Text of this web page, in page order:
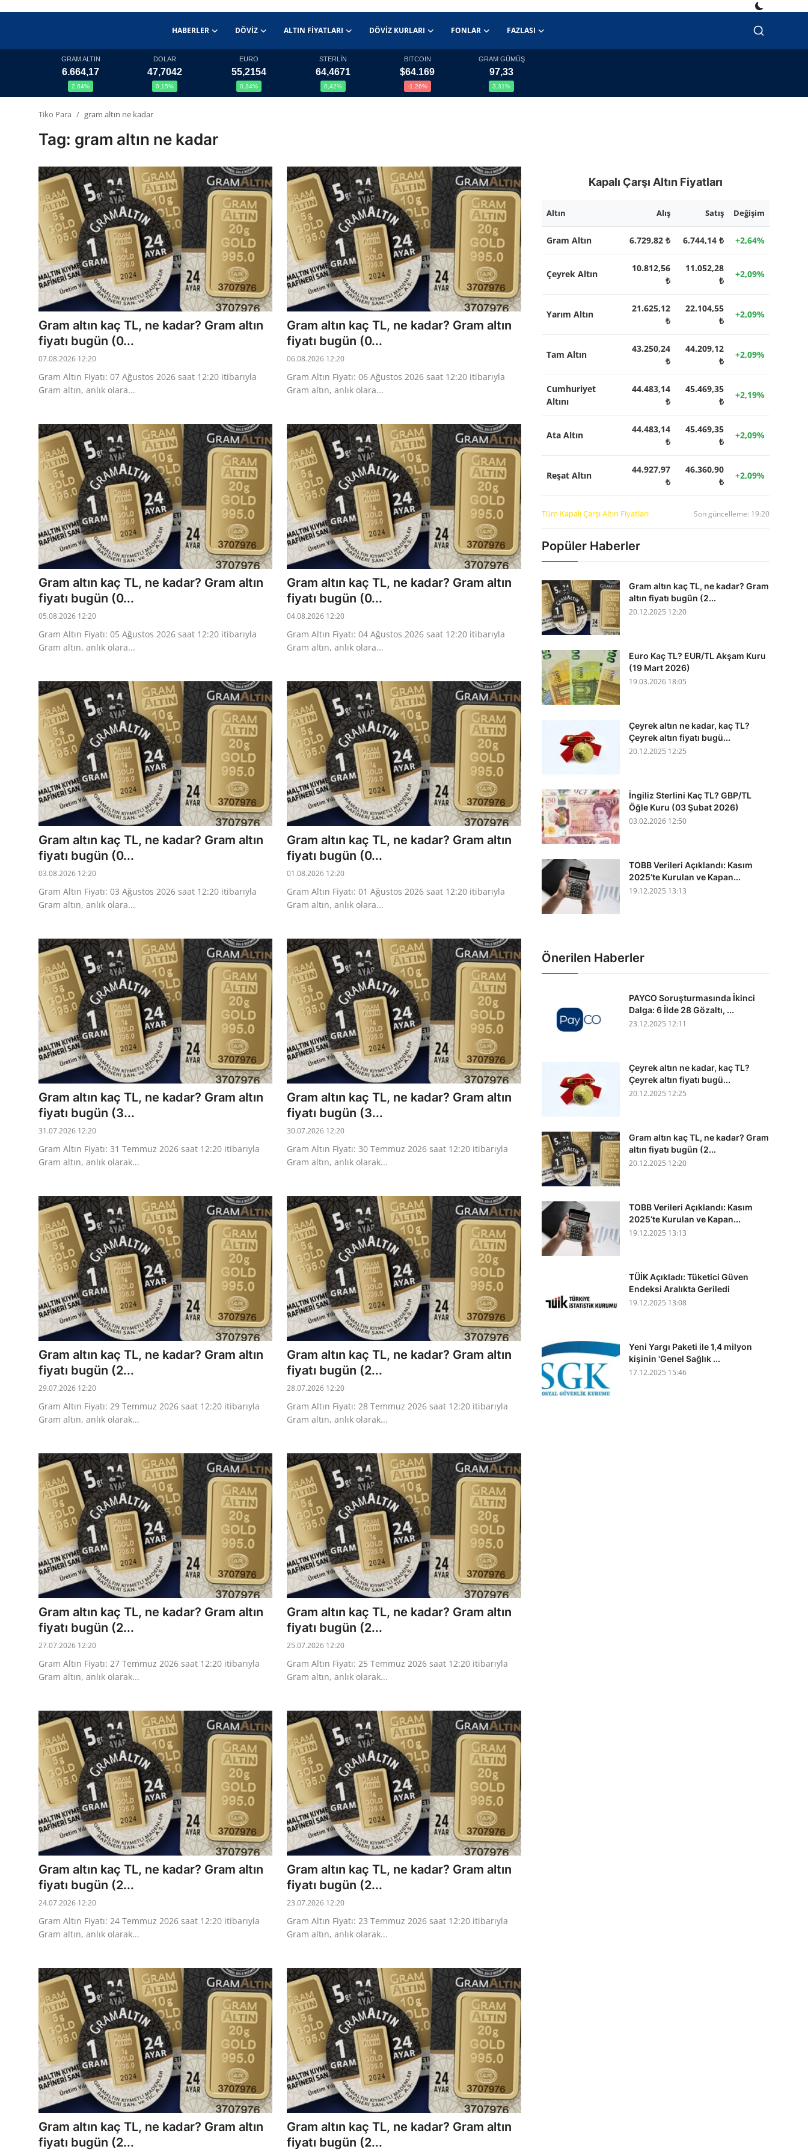
HABERLER DÖVIZ ALTIN FIYATLARI DÖVIZ KURLARI FONLAR FAZLASI
Altın Fiyatları
Döviz Kurları
Kripto Paralar
Çeviriciler
TCMB Kurları
Emtia Fiyatları
Kapalı Çarşı
Şirket Haberleri
GRAM ALTIN
6.664,17
2,64%
DOLAR
47,7042
0,15%
EURO
55,2154
0,34%
STERLİN
64,4671
0,42%
BITCOIN
$64.169
-1,26%
GRAM GÜMÜŞ
97,33
3,31%
Tiko Para gram altın ne kadar
Tag: gram altın ne kadar
Gram altın kaç TL, ne kadar? Gram altın
fiyatı bugün (0...
07.08.2026 12:20
Gram Altın Fiyatı: 07 Ağustos 2026 saat 12:20 itibarıyla
Gram altın, anlık olara...
Gram altın kaç TL, ne kadar? Gram altın
fiyatı bugün (0...
06.08.2026 12:20
Gram Altın Fiyatı: 06 Ağustos 2026 saat 12:20 itibarıyla
Gram altın, anlık olara...
Gram altın kaç TL, ne kadar? Gram altın
fiyatı bugün (0...
05.08.2026 12:20
Gram Altın Fiyatı: 05 Ağustos 2026 saat 12:20 itibarıyla
Gram altın, anlık olara...
Gram altın kaç TL, ne kadar? Gram altın
fiyatı bugün (0...
04.08.2026 12:20
Gram Altın Fiyatı: 04 Ağustos 2026 saat 12:20 itibarıyla
Gram altın, anlık olara...
Gram altın kaç TL, ne kadar? Gram altın
fiyatı bugün (0...
03.08.2026 12:20
Gram Altın Fiyatı: 03 Ağustos 2026 saat 12:20 itibarıyla
Gram altın, anlık olara...
Gram altın kaç TL, ne kadar? Gram altın
fiyatı bugün (0...
01.08.2026 12:20
Gram Altın Fiyatı: 01 Ağustos 2026 saat 12:20 itibarıyla
Gram altın, anlık olara...
Gram altın kaç TL, ne kadar? Gram altın
fiyatı bugün (3...
31.07.2026 12:20
Gram Altın Fiyatı: 31 Temmuz 2026 saat 12:20 itibarıyla
Gram altın, anlık olarak...
Gram altın kaç TL, ne kadar? Gram altın
fiyatı bugün (3...
30.07.2026 12:20
Gram Altın Fiyatı: 30 Temmuz 2026 saat 12:20 itibarıyla
Gram altın, anlık olarak...
Gram altın kaç TL, ne kadar? Gram altın
fiyatı bugün (2...
29.07.2026 12:20
Gram Altın Fiyatı: 29 Temmuz 2026 saat 12:20 itibarıyla
Gram altın, anlık olarak...
Gram altın kaç TL, ne kadar? Gram altın
fiyatı bugün (2...
28.07.2026 12:20
Gram Altın Fiyatı: 28 Temmuz 2026 saat 12:20 itibarıyla
Gram altın, anlık olarak...
Gram altın kaç TL, ne kadar? Gram altın
fiyatı bugün (2...
27.07.2026 12:20
Gram Altın Fiyatı: 27 Temmuz 2026 saat 12:20 itibarıyla
Gram altın, anlık olarak...
Gram altın kaç TL, ne kadar? Gram altın
fiyatı bugün (2...
25.07.2026 12:20
Gram Altın Fiyatı: 25 Temmuz 2026 saat 12:20 itibarıyla
Gram altın, anlık olarak...
Gram altın kaç TL, ne kadar? Gram altın
fiyatı bugün (2...
24.07.2026 12:20
Gram Altın Fiyatı: 24 Temmuz 2026 saat 12:20 itibarıyla
Gram altın, anlık olarak...
Gram altın kaç TL, ne kadar? Gram altın
fiyatı bugün (2...
23.07.2026 12:20
Gram Altın Fiyatı: 23 Temmuz 2026 saat 12:20 itibarıyla
Gram altın, anlık olarak...
Gram altın kaç TL, ne kadar? Gram altın
fiyatı bugün (2...
Gram altın kaç TL, ne kadar? Gram altın
fiyatı bugün (2...
Kapalı Çarşı Altın Fiyatları
Altın Alış Satış Değişim
Gram Altın 6.729,82 ₺ 6.744,14 ₺ +2,64%
Çeyrek Altın
10.812,56
₺
11.052,28
₺
+2,09%
Yarım Altın
21.625,12
₺
22.104,55
₺
+2,09%
Tam Altın
43.250,24
₺
44.209,12
₺
+2,09%
Cumhuriyet
Altını
44.483,14
₺
45.469,35
₺
+2,19%
Ata Altın
44.483,14
₺
45.469,35
₺
+2,09%
Reşat Altın
44.927,97
₺
46.360,90
₺
+2,09%
Tüm Kapalı Çarşı Altın Fiyatları Son güncelleme: 19:20
Popüler Haberler
Gram altın kaç TL, ne kadar? Gram
altın fiyatı bugün (2...
20.12.2025 12:20
Euro Kaç TL? EUR/TL Akşam Kuru
(19 Mart 2026)
19.03.2026 18:05
Çeyrek altın ne kadar, kaç TL?
Çeyrek altın fiyatı bugü...
20.12.2025 12:25
İngiliz Sterlini Kaç TL? GBP/TL
Öğle Kuru (03 Şubat 2026)
03.02.2026 12:50
TOBB Verileri Açıklandı: Kasım
2025’te Kurulan ve Kapan...
19.12.2025 13:13
Önerilen Haberler
PAYCO Soruşturmasında İkinci
Dalga: 6 İlde 28 Gözaltı, ...
23.12.2025 12:11
Çeyrek altın ne kadar, kaç TL?
Çeyrek altın fiyatı bugü...
20.12.2025 12:25
Gram altın kaç TL, ne kadar? Gram
altın fiyatı bugün (2...
20.12.2025 12:20
TOBB Verileri Açıklandı: Kasım
2025’te Kurulan ve Kapan...
19.12.2025 13:13
TÜİK Açıkladı: Tüketici Güven
Endeksi Aralıkta Geriledi
19.12.2025 13:08
Yeni Yargı Paketi ile 1,4 milyon
kişinin 'Genel Sağlık ...
17.12.2025 15:46